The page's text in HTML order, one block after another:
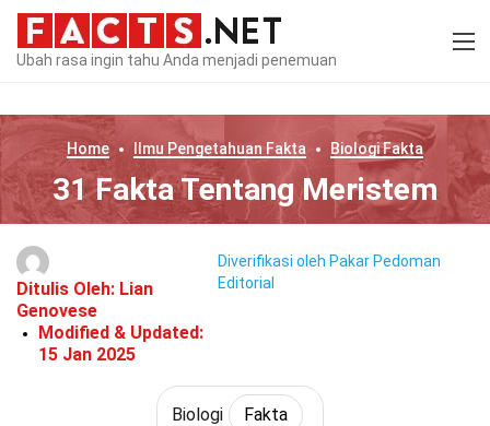
Ubah rasa ingin tahu Anda menjadi penemuan
Home Ilmu Pengetahuan Fakta BiologiFakta
31 Fakta Tentang Meristem
Ditulis Oleh: Lian
Genovese
Modified & Updated:
15 Jan 2025
Diverifikasi oleh Pakar Pedoman
Editorial
Biologi Fakta